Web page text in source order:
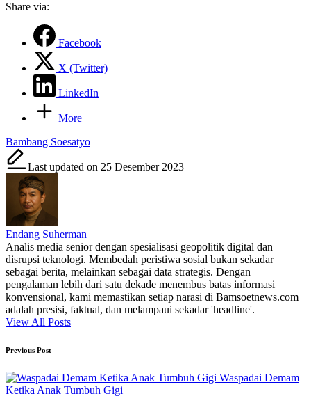
Share via:
Facebook
X (Twitter)
LinkedIn
More
Tags:
Bambang Soesatyo
Last updated on 25 Desember 2023
Endang Suherman
Analis media senior dengan spesialisasi geopolitik digital dan
disrupsi teknologi. Membedah peristiwa sosial bukan sekadar
sebagai berita, melainkan sebagai data strategis. Dengan
pengalaman lebih dari satu dekade menembus batas informasi
konvensional, kami memastikan setiap narasi di Bamsoetnews.com
adalah presisi, faktual, dan melampaui sekadar 'headline'.
View All Posts
Post
navigation
Previous Post
Waspadai Demam
Ketika Anak Tumbuh Gigi